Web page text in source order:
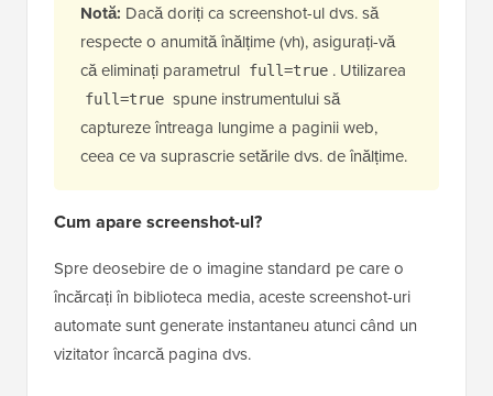
Notă: Dacă doriți ca screenshot-ul dvs. să
respecte o anumită înălțime (vh), asigurați-vă
că eliminați parametrul full=true . Utilizarea
full=true spune instrumentului să
captureze întreaga lungime a paginii web,
ceea ce va suprascrie setările dvs. de înălțime.
Cum apare screenshot-ul?
Spre deosebire de o imagine standard pe care o
încărcați în biblioteca media, aceste screenshot-uri
automate sunt generate instantaneu atunci când un
vizitator încarcă pagina dvs.